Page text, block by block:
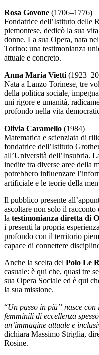
Rosa Govone (1706–1776)
Fondatrice dell’Istituto delle
piemontese, dedicò la sua
donne. La sua Opera, nata
Torino: una testimonianza
attuale e concreto.
Anna Maria Vietti
Nata a Lanzo Torinese, tre
della politica sociale,
unì rigore e umanità,
profondo nella vita
Olivia Caramello (1984)
Matematica e scienziata di
fondatrice dell’Istituto
all’Università dell’Insubria.
inedite tra diverse aree della
potrebbero influenzare
artificiale e le teorie della
Il pubblico presente
ascoltare non solo il
la testimonianza diretta di
i presenti la propria
profondo con il territorio
capace di connettere
Anche la scelta del Polo Le
casuale: è qui che, quasi tre
sua Opera Sociale ed è qui
la sua missione.
“Un passo in più” nasce
femminili di eccellenza
un’immagine attuale e
dichiara Massimo Striglia,
Rosine.